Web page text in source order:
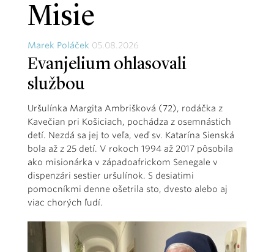
Misie
Marek Poláček 05.08.2026
Evanjelium ohlasovali
službou
Uršulínka Margita Ambrišková (72), rodáčka z
Kavečian pri Košiciach, pochádza z osemnástich
detí. Nezdá sa jej to veľa, veď sv. Katarína Sienská
bola až z 25 detí. V rokoch 1994 až 2017 pôsobila
ako misionárka v západoafrickom Senegale v
dispenzári sestier uršulínok. S desiatimi
pomocníkmi denne ošetrila sto, dvesto alebo aj
viac chorých ľudí.